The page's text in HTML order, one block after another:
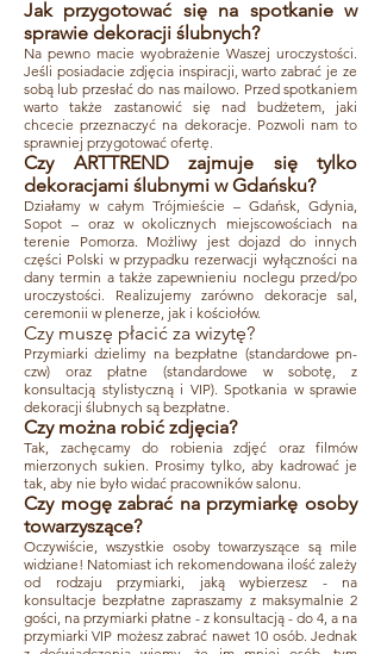
Jak przygotować się na spotkanie w
sprawie dekoracji ślubnych?
Na pewno macie wyobrażenie Waszej uroczystości.
Jeśli posiadacie zdjęcia inspiracji, warto zabrać je ze
sobą lub przesłać do nas mailowo. Przed spotkaniem
warto także zastanowić się nad budżetem, jaki
chcecie przeznaczyć na dekoracje. Pozwoli nam to
sprawniej przygotować ofertę.​
Czy ARTTREND zajmuje się tylko
dekoracjami ślubnymi w Gdańsku?
Działamy w całym Trójmieście – Gdańsk, Gdynia,
Sopot – oraz w okolicznych miejscowościach na
terenie Pomorza. Możliwy jest dojazd do innych
części Polski w przypadku rezerwacji wyłączności na
dany termin a także zapewnieniu noclegu przed/po
uroczystości. Realizujemy zarówno dekoracje sal,
ceremonii w plenerze, jak i kościołów.
Czy muszę płacić za wizytę?
Przymiarki dzielimy na bezpłatne (standardowe pn-
czw) oraz płatne (standardowe w sobotę, z
konsultacją stylistyczną i VIP). Spotkania w sprawie
dekoracji ślubnych są bezpłatne.
Czy można robić zdjęcia?
Tak, zachęcamy do robienia zdjęć oraz filmów
mierzonych sukien. Prosimy tylko, aby kadrować je
tak, aby nie było widać pracowników salonu.​
Czy mogę zabrać na przymiarkę osoby
towarzyszące?
Oczywiście, wszystkie osoby towarzyszące są mile
widziane! Natomiast ich rekomendowana ilość zależy
od rodzaju przymiarki, jaką wybierzesz - na
konsultacje bezpłatne zapraszamy z maksymalnie 2
gości, na przymiarki płatne - z konsultacją - do 4, a na
przymiarki VIP możesz zabrać nawet 10 osób. Jednak